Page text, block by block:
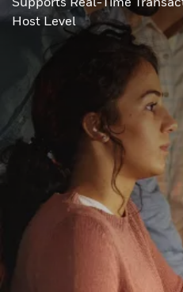
Host Level